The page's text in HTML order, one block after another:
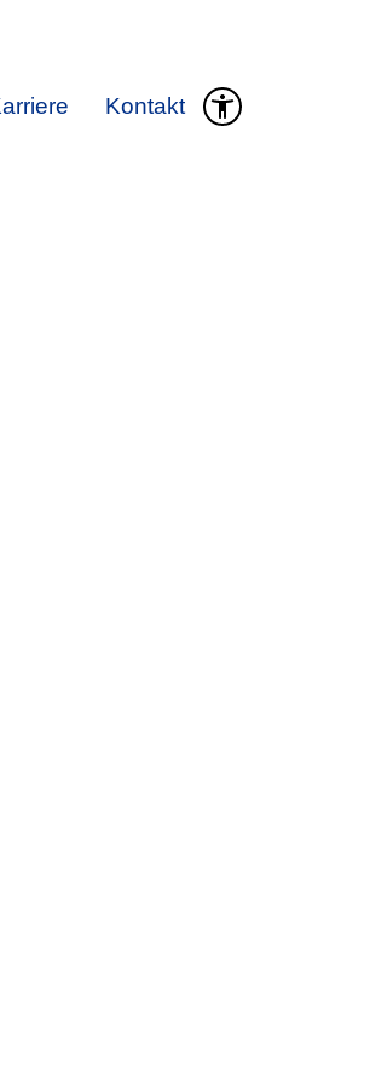
Kontakt